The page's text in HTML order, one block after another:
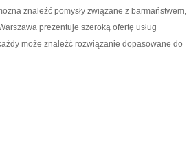
znaleźć pomysły związane z barmaństwem,
prezentuje szeroką ofertę usług
może znaleźć rozwiązanie dopasowane do